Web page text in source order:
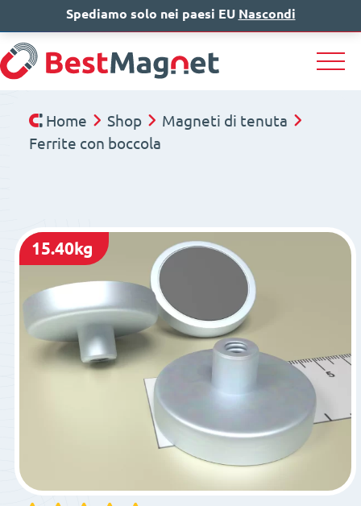
IT EN DE
Home Shop
Magneti di tenuta
Ferrite con boccola
15.40kg
Spediamo solo nei paesi EU Nascondi